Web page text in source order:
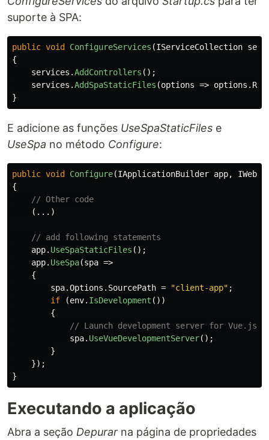
suporte à SPA:
public void ConfigureServices (IServiceCollection
{
services .AddControllers ();
services .AddSpaStaticFiles (options => options .
}
E adicione as funções UseSpaStaticFiles e
UseSpa no método Configure:
public void Configure(IApplicationBuilder app,
{
// Other code
(...)
// add following statements
app. UseSpaStaticFiles ();
app. UseSpa(spa =>
{
spa.Options . SourcePath = "client-app" ;
if
(env. IsDevelopment ())
{
// Launch development server for Vue.js
spa. UseVueDevelopmentServer();
}
});
}
Executando a aplicação
Abra a seção Depurar na página de propriedades